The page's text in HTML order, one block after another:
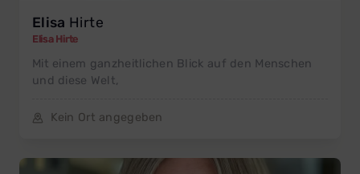
Elisa Hirte
Elisa Hirte
Mit einem ganzheitlichen Blick auf den Menschen
und diese Welt,
Kein Ort angegeben